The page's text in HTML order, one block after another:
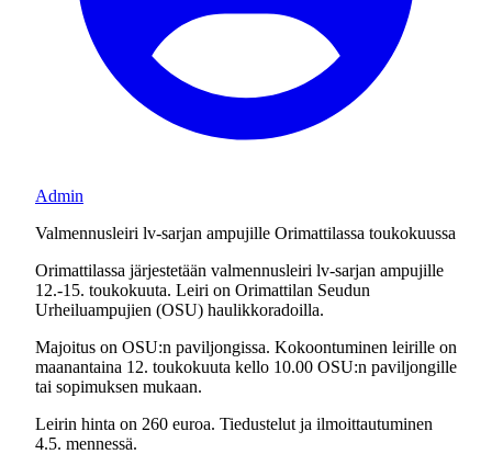
Admin
Valmennusleiri lv-sarjan ampujille Orimattilassa toukokuussa
Orimattilassa järjestetään valmennusleiri lv-sarjan ampujille
12.-15. toukokuuta. Leiri on Orimattilan Seudun
Urheiluampujien (OSU) haulikkoradoilla.
Majoitus on OSU:n paviljongissa. Kokoontuminen leirille on
maanantaina 12. toukokuuta kello 10.00 OSU:n paviljongille
tai sopimuksen mukaan.
Leirin hinta on 260 euroa. Tiedustelut ja ilmoittautuminen
4.5. mennessä.